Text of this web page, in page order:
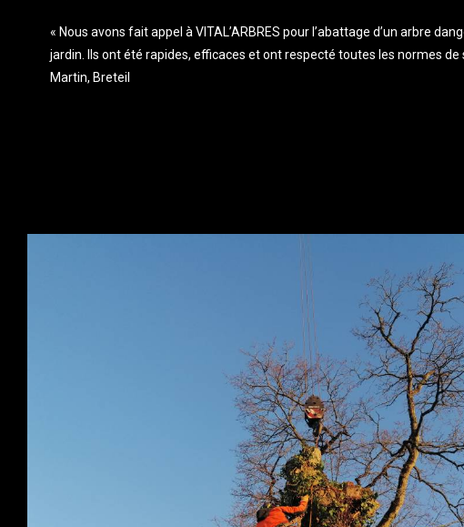
« Nous avons fait appel à VITAL’ARBRES pour l’abattage d’un arbre
jardin. Ils ont été rapides, efficaces et ont respecté toutes les normes de
Martin, Breteil